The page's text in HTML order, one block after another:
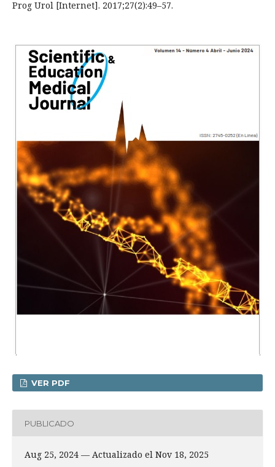
Prog Urol [Internet]. 2017;27(2):49–57.
VER PDF
PUBLICADO
Aug 25, 2024 — Actualizado el Nov 18, 2025